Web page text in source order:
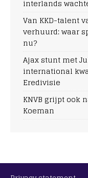
interlands
Van KKD-talent
verhuurd: waar
nu?
Ajax stunt met
international
Eredivisie
KNVB grijpt ook
Koeman